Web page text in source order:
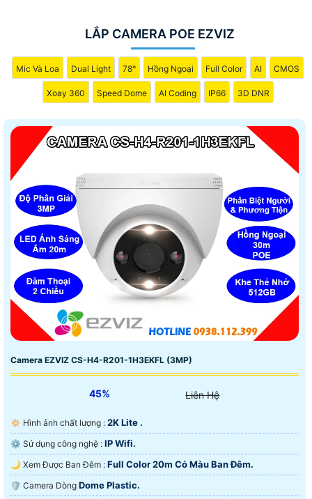
LẮP CAMERA POE EZVIZ
Mic Và Loa Dual Light 78° Hồng Ngoại Full Color AI CMOS
Xoay 360 Speed Dome AI Coding IP66 3D DNR
Camera EZVIZ CS-H4-R201-1H3EKFL (3MP)
45% Liên Hệ
🔅 Hình ảnh chất lượng : 2K Lite .
⚙ Sử dụng công nghệ : IP Wifi.
🌙 Xem Được Ban Đêm : Full Color 20m Có Màu Ban Ðêm.
🛡 Camera Dòng Dome Plastic.